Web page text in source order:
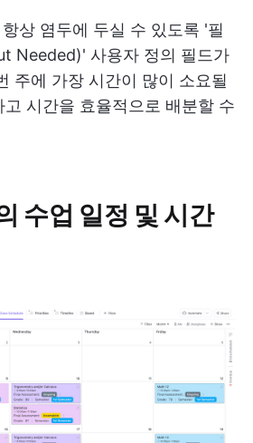
상 염두에 두실 수 있도록 '필
Needed)' 사용자 정의 필드가
주에 가장 시간이 많이 소요될
시간을 효율적으로 배분할 수
수업 일정 및 시간